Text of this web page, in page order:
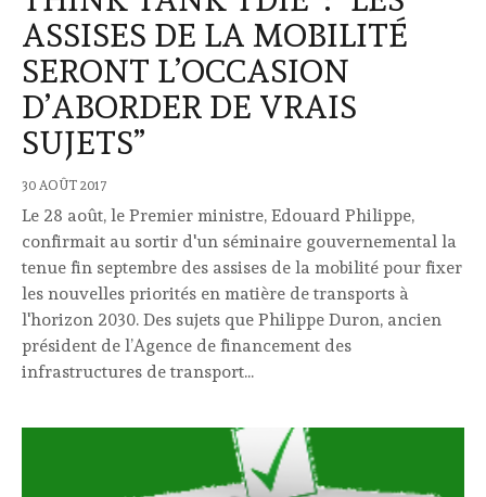
ASSISES DE LA MOBILITÉ
SERONT L’OCCASION
D’ABORDER DE VRAIS
SUJETS”
30 AOÛT 2017
Le 28 août, le Premier ministre, Edouard Philippe,
confirmait au sortir d'un séminaire gouvernemental la
tenue fin septembre des assises de la mobilité pour fixer
les nouvelles priorités en matière de transports à
l'horizon 2030. Des sujets que Philippe Duron, ancien
président de l’Agence de financement des
infrastructures de transport...